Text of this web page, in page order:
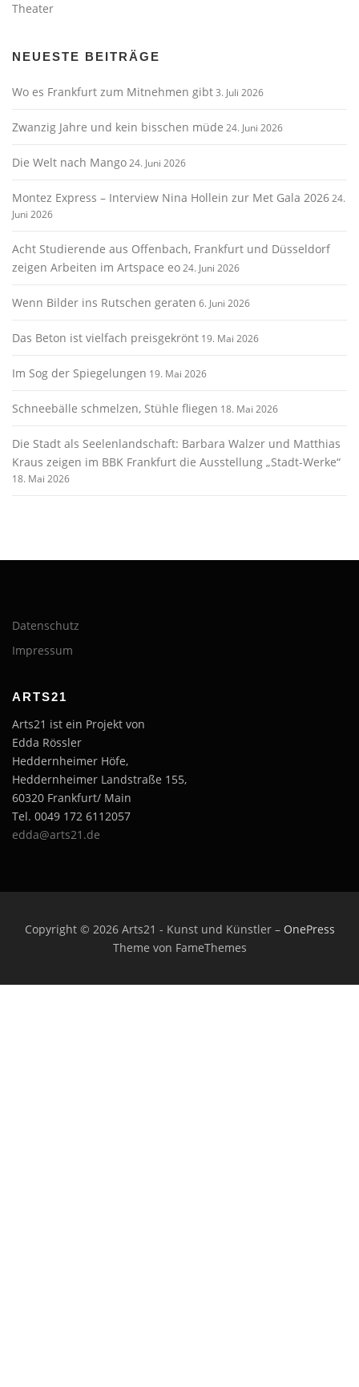
Theater
NEUESTE BEITRÄGE
Wo es Frankfurt zum Mitnehmen gibt3. Juli 2026
Zwanzig Jahre und kein bisschen müde 24. Juni 2026
Die Welt nach Mango24. Juni 2026
Montez Express – Interview Nina Hollein zur Met Gala 202624.
Juni 2026
Acht Studierende aus Offenbach, Frankfurt und Düsseldorf
zeigen Arbeiten im Artspace eo24. Juni 2026
Wenn Bilder ins Rutschen geraten 6. Juni 2026
Das Beton ist vielfach preisgekrönt 19. Mai 2026
Im Sog der Spiegelungen 19. Mai 2026
Schneebälle schmelzen, Stühle fliegen 18. Mai 2026
Die Stadt als Seelenlandschaft: Barbara Walzer und Matthias
Kraus zeigen im BBK Frankfurt die Ausstellung „Stadt-Werke“
18. Mai 2026
Datenschutz
Impressum
ARTS21
Arts21 ist ein Projekt von
Edda Rössler
Heddernheimer Höfe,
Heddernheimer Landstraße 155,
60320 Frankfurt/ Main
Tel. 0049 172 6112057
edda@arts21.de
Copyright © 2026 Arts21 - Kunst und Künstler – OnePress
Theme von FameThemes